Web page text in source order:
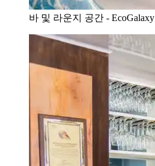
바 및 라운지 공간 - EcoGalaxy